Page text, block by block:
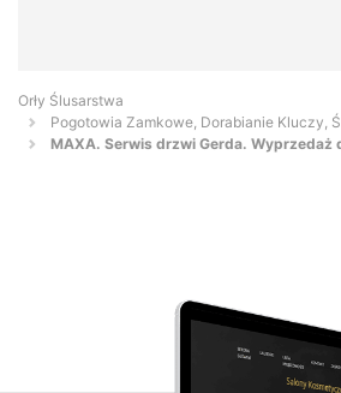
Orły Ślusarstwa
Pogotowia Zamkowe, Dorabianie Kluczy,
MAXA. Serwis drzwi Gerda. Wyprzedaż